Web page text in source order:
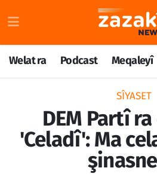
Welat ra Podcast Meqaleyî
SÎYASET
DEM Partî
'Celadî': Ma
Welat ra
Podcast
Huner
Nöbetçi Eczaneler
Hava Durumu
Trafik Durumu
Süper Lig Puan Durumu ve